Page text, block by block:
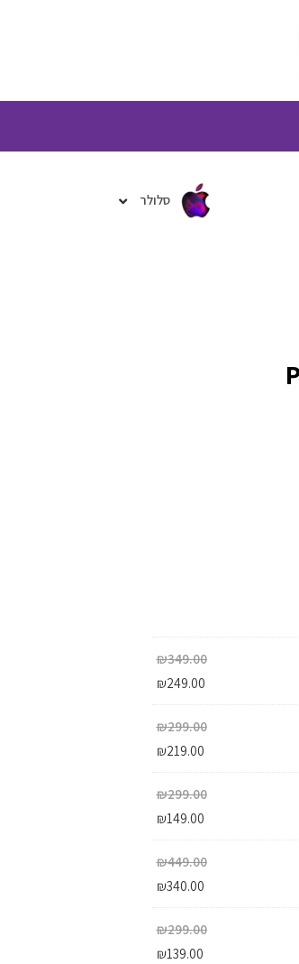
סלולר
₪349.00
₪249.00
₪299.00
₪219.00
₪299.00
₪149.00
₪449.00
₪340.00
₪299.00
₪139.00